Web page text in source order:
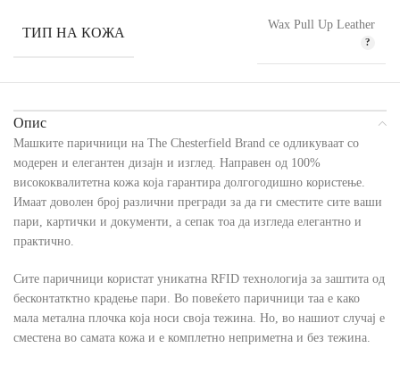
ТИП НА КОЖА Wax Pull Up Leather
Опис
Машките паричници на The Chesterfield Brand се одликуваат со
модерен и елегантен дизајн и изглед. Направен од 100%
висококвалитетна кожа која гарантира долгогодишно користење.
Имаат доволен број различни прегради за да ги сместите сите ваши
пари, картички и документи, а сепак тоа да изгледа елегантно и
практично.
Сите паричници користат уникатна RFID технологија за заштита од
бесконтатктно крадење пари. Во повеќето паричници таа е како
мала метална плочка која носи своја тежина. Но, во нашиот случај е
сместена во самата кожа и е комплетно неприметна и без тежина.